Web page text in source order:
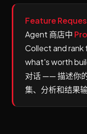
Feature
Agent 商店中
Collect and
what's worth
对话 —— 描述你
集、分析和结果输